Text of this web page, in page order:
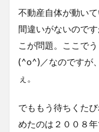
不動産自体が動い
間違いがないので
こが問題。ここで
(^o^)／なのですが
ぇ。
でももう待ちくた
めたのは２００８年